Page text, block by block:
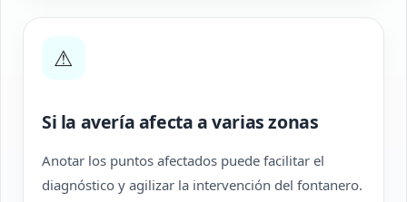
⚠
Si la avería afecta a varias zonas
Anotar los puntos afectados puede facilitar el
diagnóstico y agilizar la intervención del fontanero.